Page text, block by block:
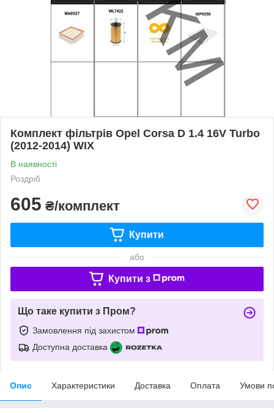
Комплект фільтрів Opel Corsa D 1.4 16V Turbo
(2012-2014) WIX
В наявності
Роздріб
605 ₴/комплект
Купити
або
Купити з
Що таке купити з Пром?
Замовлення під захистом
Доступна доставка
Опис Характеристики Доставка Оплата Умови